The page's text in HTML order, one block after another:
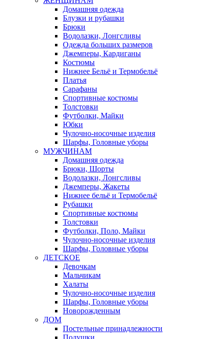
Домашняя одежда
Блузки и рубашки
Брюки
Водолазки, Лонгсливы
Одежда больших размеров
Джемперы, Кардиганы
Костюмы
Нижнее Бельё и Термобельё
Платья
Сарафаны
Спортивные костюмы
Толстовки
Футболки, Майки
Юбки
Чулочно-носочные изделия
Шарфы, Головные уборы
МУЖЧИНАМ
Домашняя одежда
Брюки, Шорты
Водолазки, Лонгсливы
Джемперы, Жакеты
Нижнее бельё и Термобельё
Рубашки
Спортивные костюмы
Толстовки
Футболки, Поло, Майки
Чулочно-носочные изделия
Шарфы, Головные уборы
ДЕТСКОЕ
Девочкам
Мальчикам
Халаты
Чулочно-носочные изделия
Шарфы, Головные уборы
Новорожденным
ДОМ
Постельные принадлежности
Подушки